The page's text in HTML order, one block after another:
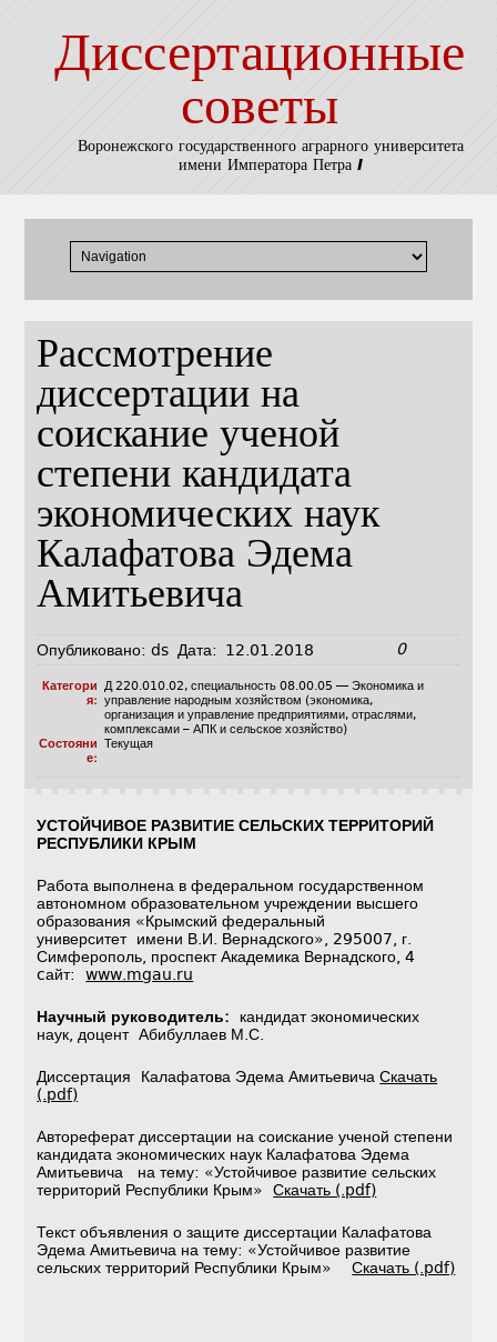
Диссертационные
советы
Воронежского государственного аграрного университета
имени Императора Петра I
Рассмотрение
диссертации на
соискание ученой
степени кандидата
экономических наук
Калафатова Эдема
Амитьевича
Опубликовано: ds Дата: 12.01.2018 0
Категори
я:
Д 220.010.02, специальность 08.00.05 — Экономика и
управление народным хозяйством (экономика,
организация и управление предприятиями, отраслями,
комплексами – АПК и сельское хозяйство)
Состояни
е:
Текущая
УСТОЙЧИВОЕ РАЗВИТИЕ СЕЛЬСКИХ ТЕРРИТОРИЙ
РЕСПУБЛИКИ КРЫМ
Работа выполнена в федеральном государственном
автономном образовательном учреждении высшего
образования «Крымский федеральный
университет имени В.И. Вернадского», 295007, г.
Симферополь, проспект Академика Вернадского, 4
cайт:www.mgau.ru
Научный руководитель: кандидат экономических
наук, доцент Абибуллаев М.С.
Диссертация Калафатова Эдема АмитьевичаСкачать
(.pdf)
Автореферат диссертации на соискание ученой степени
кандидата экономических наук Калафатова Эдема
Амитьевича на тему: «Устойчивое развитие сельских
территорий Республики Крым»Скачать (.pdf)
Текст объявления о защите диссертации Калафатова
Эдема Амитьевича на тему: «Устойчивое развитие
сельских территорий Республики Крым»Скачать (.pdf)